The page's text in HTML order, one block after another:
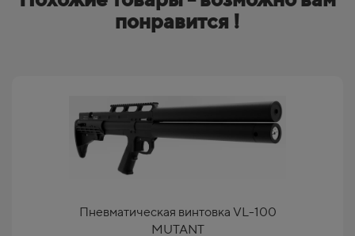
понравится !
Пневматическая винтовка VL-100
MUTANT